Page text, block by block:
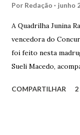
Por Redação junho
A Quadrilha Junina
vencedora do
foi feito nesta
Sueli Macedo,
Roberto Fernandes
COMPARTILHAR